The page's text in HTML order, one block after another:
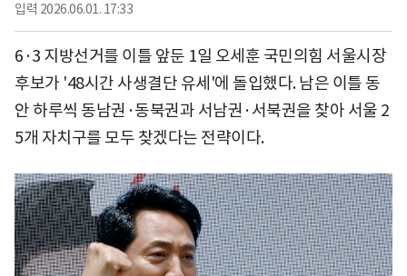
입력 2026.06.01. 17:33
6·3 지방선거를 이틀 앞둔 1일 오세훈 국민의힘 서울시장
후보가 '48시간 사생결단 유세'에 돌입했다. 남은 이틀 동
안 하루씩 동남권·동북권과 서남권·서북권을 찾아 서울 2
5개 자치구를 모두 찾겠다는 전략이다.